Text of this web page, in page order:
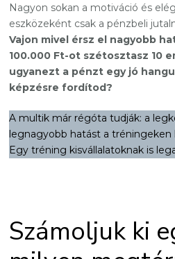
Nagyon sokan a motiváció és
eszközeként csak a pénzbeli
Vajon mivel érsz el nagyobb
100.000 Ft-ot szétosztasz 10
ugyanezt a pénzt egy jó
képzésre fordítod?
A multik már régóta tudják: a
legnagyobb hatást a tréningeken
Egy tréning kisvállalatoknak is
Számoljuk ki